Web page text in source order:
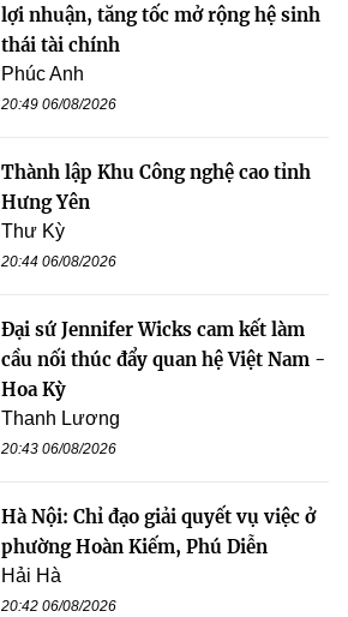
lợi nhuận, tăng tốc mở rộng hệ sinh
thái tài chính
Phúc Anh
20:49 06/08/2026
Thành lập Khu Công nghệ cao tỉnh
Hưng Yên
Thư Kỳ
20:44 06/08/2026
Đại sứ Jennifer Wicks cam kết làm
cầu nối thúc đẩy quan hệ Việt Nam -
Hoa Kỳ
Thanh Lương
20:43 06/08/2026
Hà Nội: Chỉ đạo giải quyết vụ việc ở
phường Hoàn Kiếm, Phú Diễn
Hải Hà
20:42 06/08/2026